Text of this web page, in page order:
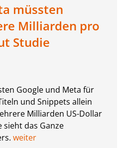
müssten
Milliarden pro
Studie
Google und Meta für
und Snippets allein
Milliarden US-Dollar
sieht das Ganze
weiter